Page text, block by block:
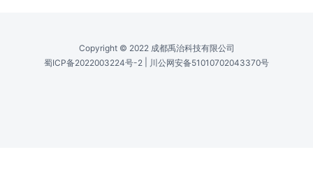
Copyright © 2022 成都禹治科技有限公司
蜀ICP备2022003224号-2
川公网安备51010702043370号